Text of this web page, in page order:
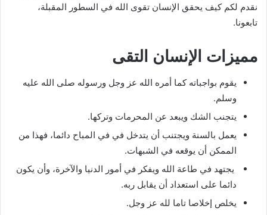
نقدم لكم كيف يحقق الإنسان تقوى الله في السطور المقبلة،
تابعونا.
مميزات الإنسان التقى
يقوم بواجباته كما أمره الله عز وجل ورسوله صلى الله عليه
وسلم.
يتجنب الشك ويبعد عن المحرمات وتركها.
يعمل بالسنة ويجتنب أن يتدخل في في المباح دائما، فهذا من
الممكن أن يوقعه في الشبهات.
يجتهد في طاعة الله ويفكر في أمور الدنيا والآخرة، وأن يكون
دائما على استعداد أن يقابل ربه.
يخلص إخلاصا تاما لله عز وجل.